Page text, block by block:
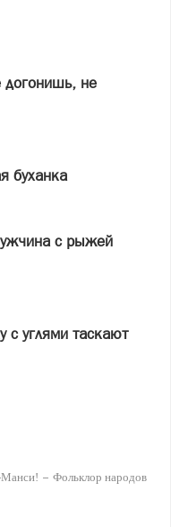
догонишь, не
буханка
с рыжей
углями таскают
Фольклор народов